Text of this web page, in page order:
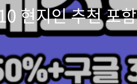
현지인 추천 포함